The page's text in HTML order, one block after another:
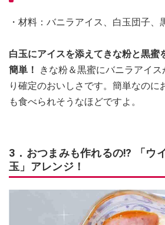
・材料：バニラアイス、白玉団子、
白玉にアイスを添えてきな粉と黒蜜
簡単！
きな粉＆黒蜜にバニラアイ
り確定のおいしさです。簡単なのに
も食べられそうなほどですよ。
3．おつまみも作れるの⁉ 「ウ
玉」アレンジ！